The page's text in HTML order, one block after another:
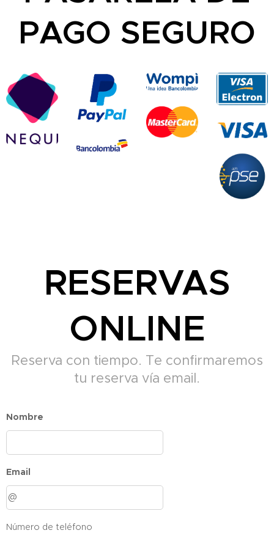
PAGO SEGURO
RESERVAS
ONLINE
Reserva con tiempo. Te confirmaremos
tu reserva vía email.
Nombre
Email
Número de teléfono